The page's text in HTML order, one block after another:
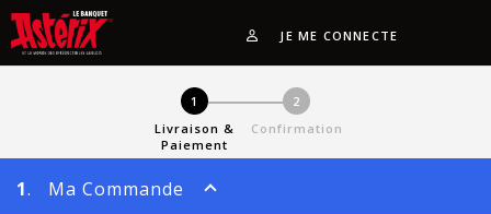
JE ME CONNECTE
1
Livraison &
Paiement
2
Confirmation
1. Ma Commande